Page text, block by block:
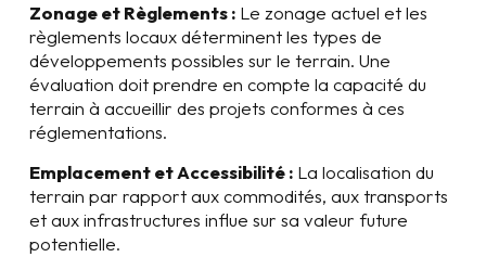
Zonage et Règlements :Le zonage actuel et les
règlements locaux déterminent les types de
développements possibles sur le terrain. Une
évaluation doit prendre en compte la capacité du
terrain à accueillir des projets conformes à ces
réglementations.
Emplacement et Accessibilité :La localisation du
terrain par rapport aux commodités, aux transports
et aux infrastructures influe sur sa valeur future
potentielle.